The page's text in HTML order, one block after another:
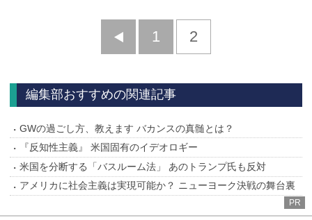
前
1 2
編集部おすすめの関連記事
GWの過ごし方、教えます バカンスの真髄とは？
『反知性主義』 米国固有のイデオロギー
米国を分断する「バスルーム法」 あのトランプ氏も反対
アメリカに社会主義は実現可能か？ ニューヨーク決戦の舞台裏
PR